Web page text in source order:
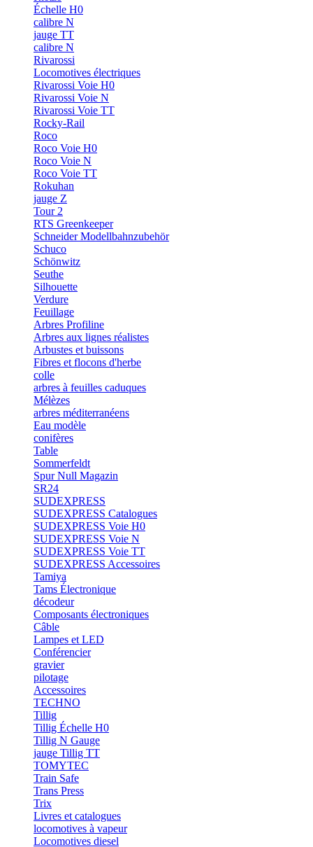
Échelle H0
calibre N
jauge TT
calibre N
Rivarossi
Locomotives électriques
Rivarossi Voie H0
Rivarossi Voie N
Rivarossi Voie TT
Rocky-Rail
Roco
Roco Voie H0
Roco Voie N
Roco Voie TT
Rokuhan
jauge Z
Tour 2
RTS Greenkeeper
Schneider Modellbahnzubehör
Schuco
Schönwitz
Seuthe
Silhouette
Verdure
Feuillage
Arbres Profiline
Arbres aux lignes réalistes
Arbustes et buissons
Fibres et flocons d'herbe
colle
arbres à feuilles caduques
Mélèzes
arbres méditerranéens
Eau modèle
conifères
Table
Sommerfeldt
Spur Null Magazin
SR24
SUDEXPRESS
SUDEXPRESS Catalogues
SUDEXPRESS Voie H0
SUDEXPRESS Voie N
SUDEXPRESS Voie TT
SUDEXPRESS Accessoires
Tamiya
Tams Électronique
décodeur
Composants électroniques
Câble
Lampes et LED
Conférencier
gravier
pilotage
Accessoires
TECHNO
Tillig
Tillig Échelle H0
Tillig N Gauge
jauge Tillig TT
TOMYTEC
Train Safe
Trans Press
Trix
Livres et catalogues
locomotives à vapeur
Locomotives diesel